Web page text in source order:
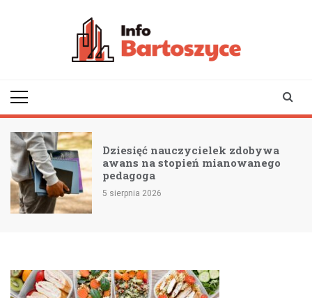
Dziesięć nauczycielek zdobywa
awans na stopień mianowanego
pedagoga
5 sierpnia 2026